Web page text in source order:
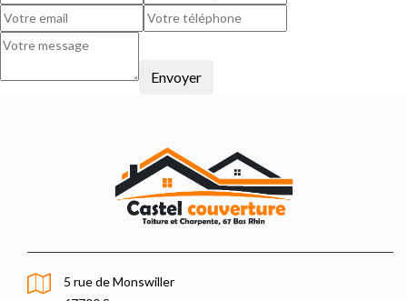
5 rue de Monswiller